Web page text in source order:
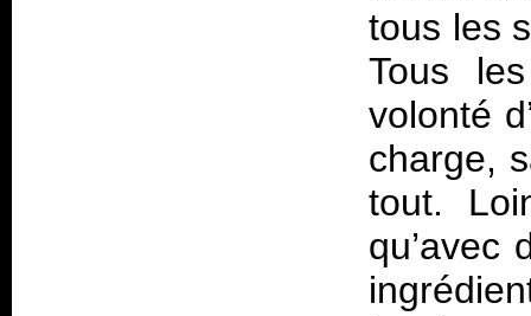
tous les
Tous
volonté
charge,
tout.
qu’avec